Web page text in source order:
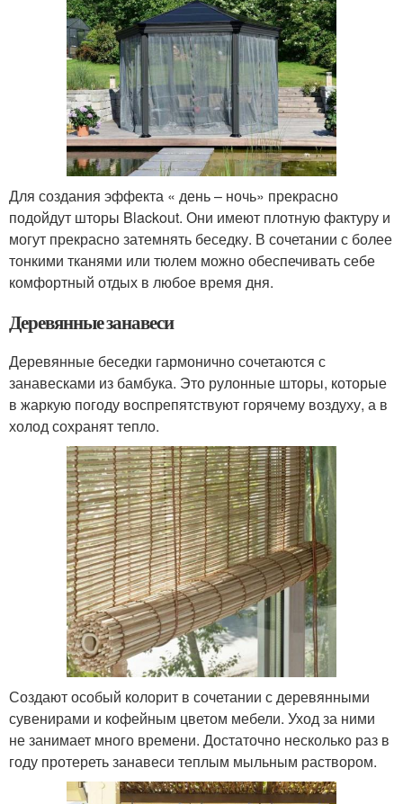
Для создания эффекта « день – ночь» прекрасно
подойдут шторы Blackout. Они имеют плотную фактуру и
могут прекрасно затемнять беседку. В сочетании с более
тонкими тканями или тюлем можно обеспечивать себе
комфортный отдых в любое время дня.
Деревянные занавеси
Деревянные беседки гармонично сочетаются с
занавесками из бамбука. Это рулонные шторы, которые
в жаркую погоду воспрепятствуют горячему воздуху, а в
холод сохранят тепло.
Создают особый колорит в сочетании с деревянными
сувенирами и кофейным цветом мебели. Уход за ними
не занимает много времени. Достаточно несколько раз в
году протереть занавеси теплым мыльным раствором.